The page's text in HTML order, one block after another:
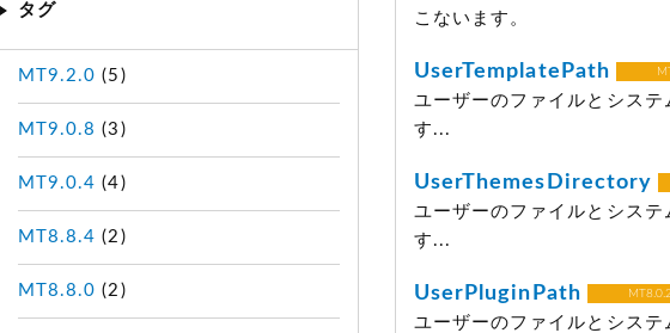
こないます。
UserTemplatePath
ユーザーのファイルとシス
す...
UserThemesDirectory
ユーザーのファイルとシス
す...
UserPluginPath MT8.0.2
ユーザーのファイルとシス
タグ
MT9.2.0 (5)
MT9.0.8 (3)
MT9.0.4 (4)
MT8.8.4 (2)
MT8.8.0 (2)